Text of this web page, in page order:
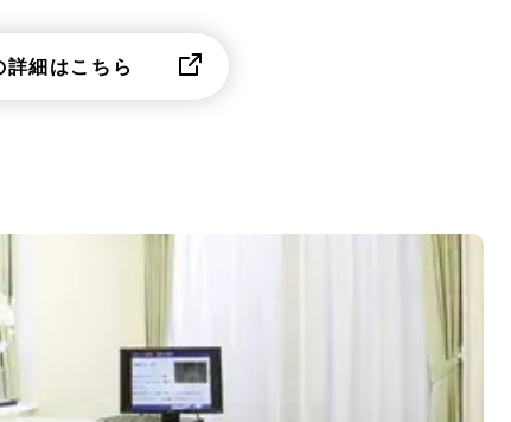
詳細はこちら